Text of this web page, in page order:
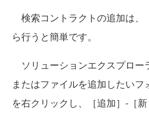
検索コントラクトの追加は、
ら行うと簡単です。
ソリューションエクスプロー
またはファイルを追加したい
を右クリックし、［追加］-［